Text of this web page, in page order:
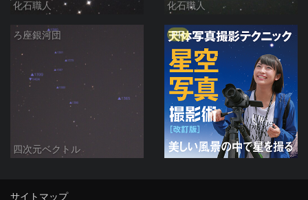
化石職人 化石職人
ろ座銀河団
四次元ベクトル
PR
サイトマップ